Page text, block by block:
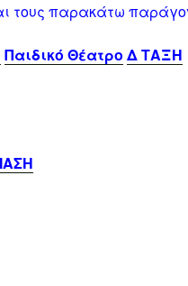
τους παρακάτω
Παιδικό Θέατρο Δ ΤΑΞΗ